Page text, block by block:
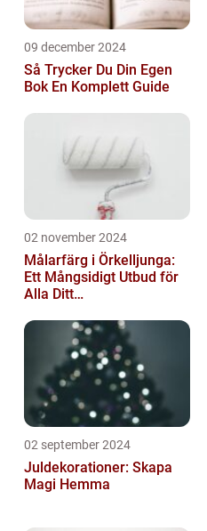
09 december 2024
Så Trycker Du Din Egen
Bok En Komplett Guide
02 november 2024
Målarfärg i Örkelljunga:
Ett Mångsidigt Utbud för
Alla Ditt
02 september 2024
Juldekorationer: Skapa
Magi Hemma